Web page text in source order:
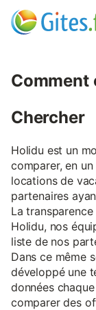
Comment
Chercher
Holidu est un
comparer, en
locations de
partenaires
La
Holidu, nos
liste de nos
Dans ce même
développé une
données
comparer des